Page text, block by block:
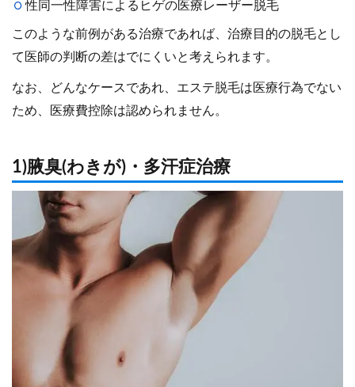
性同一性障害によるヒゲの医療レーザー脱毛
このような前例がある治療であれば、治療目的の脱毛とし
て医師の判断の差はでにくいと考えられます。
なお、どんなケースであれ、エステ脱毛は医療行為でない
ため、医療費控除は認められません。
1)腋臭(わきが)・多汗症治療